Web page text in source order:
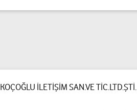
KOÇOĞLU İLETİŞİM SAN.VE TİC.LTD.ŞTİ.